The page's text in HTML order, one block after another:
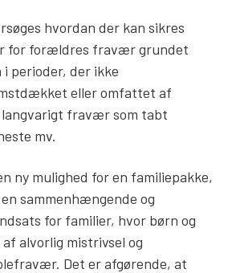
hvordan der kan sikres
for forældres fravær grundet
i perioder, der ikke
eller omfattet af
fravær som tabt
mv.
ny mulighed for en familiepakke,
sammenhængende og
for familier, hvor børn og
alvorlig mistrivsel og
Det er afgørende, at